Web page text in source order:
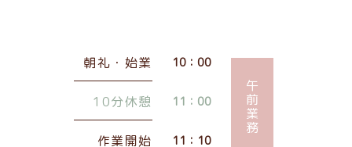
朝礼・始業 10：00
10分休憩 11：00
作業開始 11：10
午前業務